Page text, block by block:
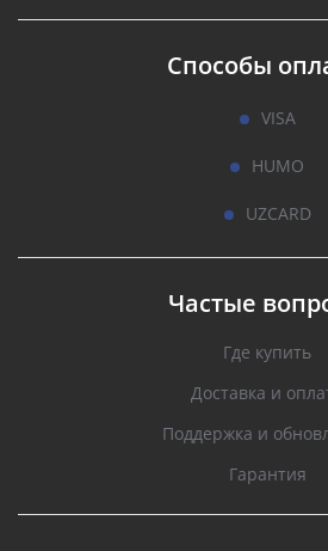
Способы
VISA
HUMO
UZCARD
Частые
Где купить
Доставка и
Поддержка и
Гарантия